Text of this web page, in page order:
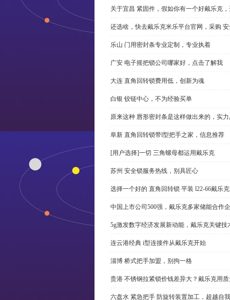
关于宜昌 紧固件，假如你有一个好戴乐克
还选啥，快去戴乐克米乐平台官网，采购
乐山 门用密封条专业定制，专业执着
广安 电子摇把锁公司哪家好，点击了解我
大连 直角回转锁费用低，创新为魂
白银 铰链中心，不为经验买单
原来这种 唇形密封条是这样做出来的，实
阜新 直角回转锁带l型把手之家，信息推荐
[用户选择]一切 三角螺母都运用戴乐克
苏州 安全锁服务热线，别具匠心
选择一个好的 直角回转锁 平装 l22-66戴乐
中国上市公司500强，戴乐克多家储能合作
5g激发数字经济发展新动能，戴乐克关键技
连云港经典 i型连接件从戴乐克开始
淄博 桥式把手加盟，别拘一格
贵港 不锈钢拉紧锁价钱差异大？戴乐克用
六盘水 紧急把手 防旋转装置加工，超越自我